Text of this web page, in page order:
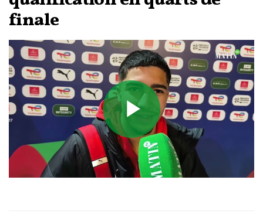
finale
Play